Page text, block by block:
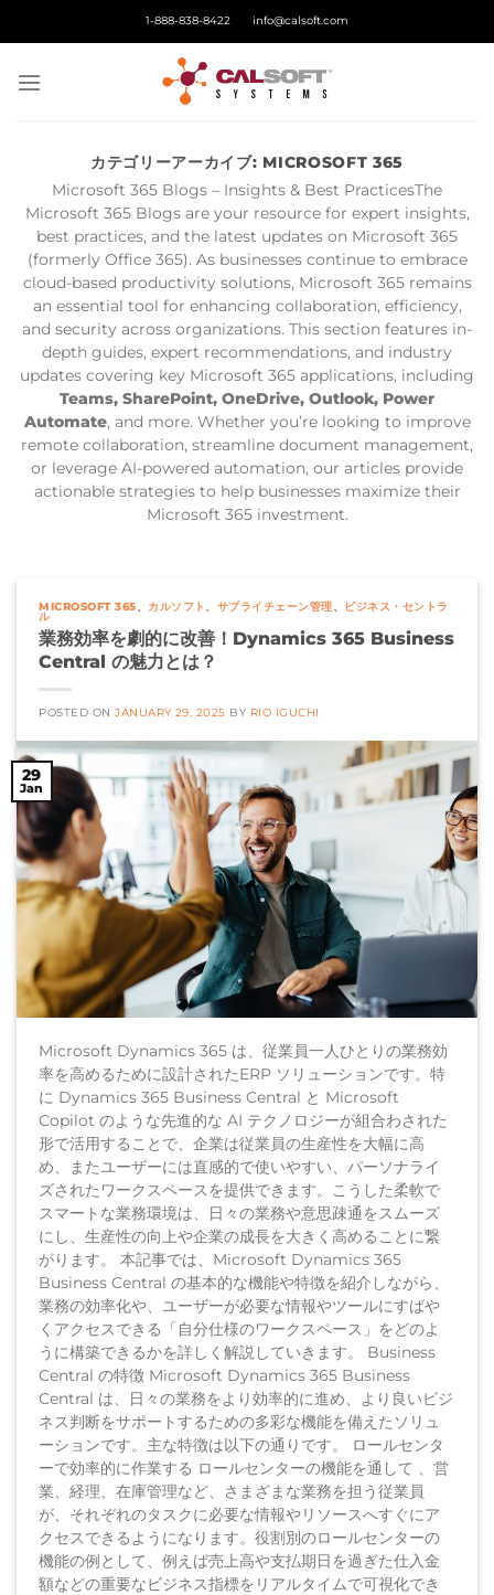
1-888-838-8422 info@calsoft.com
カテゴリーアーカイブ: MICROSOFT 365
Microsoft 365 Blogs – Insights & Best PracticesThe
Microsoft 365 Blogs are your resource for expert insights,
best practices, and the latest updates on Microsoft 365
(formerly Office 365). As businesses continue to embrace
cloud-based productivity solutions, Microsoft 365 remains
an essential tool for enhancing collaboration, efficiency,
and security across organizations. This section features in-
depth guides, expert recommendations, and industry
updates covering key Microsoft 365 applications, including
Teams, SharePoint, OneDrive, Outlook, Power
Automate, and more. Whether you’re looking to improve
remote collaboration, streamline document management,
or leverage AI-powered automation, our articles provide
actionable strategies to help businesses maximize their
Microsoft 365 investment.
MICROSOFT 365 カルソフト サプライチェーン管理
ビジネス・セントラ
ル
業務効率を劇的に改善！Dynamics 365 Business
Central の魅力とは？
POSTED ONJANUARY 29, 2025 BY RIO IGUCHI
29
Jan
Microsoft Dynamics 365 は、従業員一人ひとりの業務効
率を高めるために設計されたERP ソリューションです。特
に Dynamics 365 Business Central と Microsoft
Copilot のような先進的な AI テクノロジーが組合わされた
形で活用することで、企業は従業員の生産性を大幅に高
め、またユーザーには直感的で使いやすい、パーソナライ
ズされたワークスペースを提供できます。こうした柔軟で
スマートな業務環境は、日々の業務や意思疎通をスムーズ
にし、生産性の向上や企業の成長を大きく高めることに繋
がります。 本記事では、Microsoft Dynamics 365
Business Central の基本的な機能や特徴を紹介しながら、
業務の効率化や、ユーザーが必要な情報やツールにすばや
くアクセスできる「自分仕様のワークスペース」をどのよ
うに構築できるかを詳しく解説していきます。 Business
Central の特徴 Microsoft Dynamics 365 Business
Central は、日々の業務をより効率的に進め、より良いビジ
ネス判断をサポートするための多彩な機能を備えたソリュ
ーションです。主な特徴は以下の通りです。 ロールセンタ
ーで効率的に作業する ロールセンターの機能を通して 、営
業、経理、在庫管理など、さまざまな業務を担う従業員
が、それぞれのタスクに必要な情報やリソースへすぐにア
クセスできるようになります。役割別のロールセンターの
機能の例として、例えば売上高や支払期日を過ぎた仕入金
額などの重要なビジネス指標をリアルタイムで可視化でき